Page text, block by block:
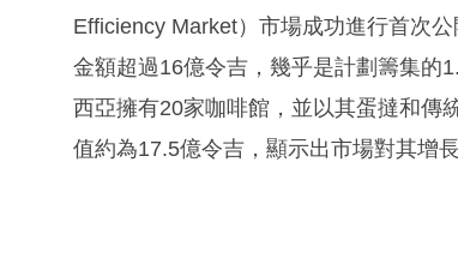
Efficiency Market）市場成功進行首次
金額超過16億令吉，幾乎是計劃籌集的
西亞擁有20家咖啡館，並以其蛋撻和傳
值約為17.5億令吉，顯示出市場對其增